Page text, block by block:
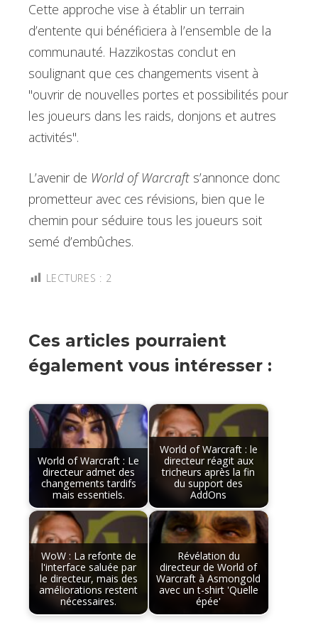
Cette approche vise à établir un terrain
d’entente qui bénéficiera à l’ensemble de la
communauté. Hazzikostas conclut en
soulignant que ces changements visent à
"ouvrir de nouvelles portes et possibilités pour
les joueurs dans les raids, donjons et autres
activités".
L’avenir de World of Warcraft s’annonce donc
prometteur avec ces révisions, bien que le
chemin pour séduire tous les joueurs soit
semé d’embûches.
LECTURES : 2
Ces articles pourraient
également vous intéresser :
World of Warcraft : Le
directeur admet des
changements tardifs
mais essentiels.
World of Warcraft : le
directeur réagit aux
tricheurs après la fin
du support des
AddOns
WoW : La refonte de
l'interface saluée par
le directeur, mais des
améliorations restent
nécessaires.
Révélation du
directeur de World of
Warcraft à Asmongold
avec un t-shirt 'Quelle
épée'